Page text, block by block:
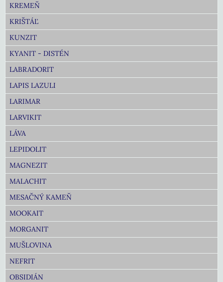
KREMEŇ
KRIŠTÁĽ
KUNZIT
KYANIT - DISTÉN
LABRADORIT
LAPIS LAZULI
LARIMAR
LARVIKIT
LÁVA
LEPIDOLIT
MAGNEZIT
MALACHIT
MESAČNÝ KAMEŇ
MOOKAIT
MORGANIT
MUŠLOVINA
NEFRIT
OBSIDIÁN